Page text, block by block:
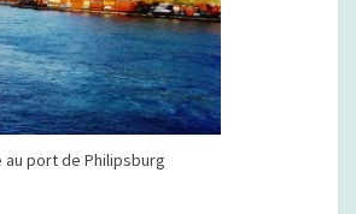
au port de Philipsburg